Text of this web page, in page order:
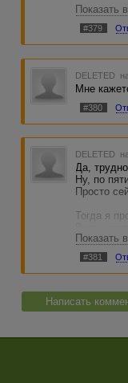
А ты не
Ладно,
Показать
#379
DELETED
Мне
#380
DELETED
Да,
Ну, по
Просто
Тогда я
А ты не
Ладно,
Показать
#381
Написать